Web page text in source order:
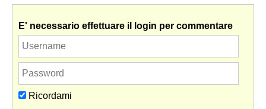
E' necessario effettuare il login per commentare
Ricordami